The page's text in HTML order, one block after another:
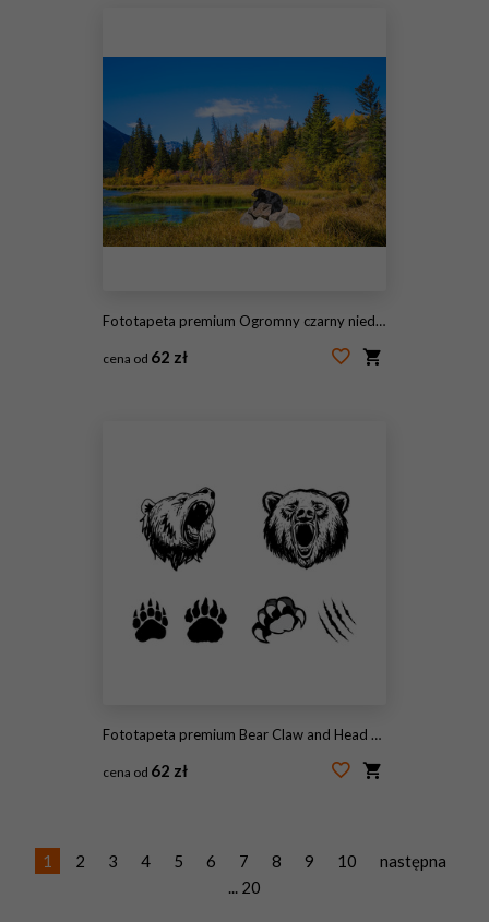
Fototapeta premium Ogromny czarny niedźwiedź
cena od 62 zł
Fototapeta premium Bear Claw and Head Pack
cena od 62 zł
1 2 3 4 5 6 7 8 9 10
następna
... 20